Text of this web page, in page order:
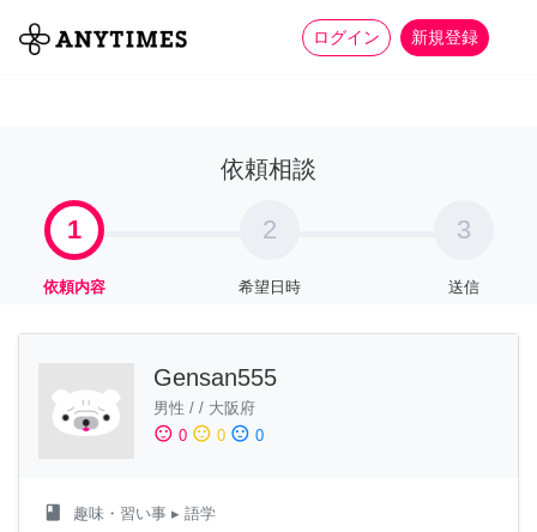
ログイン 新規登録
全て 家事 more_horiz
依頼相談
1
依頼内容
2
希望日時
3
送信
Gensan555
男性 / / 大阪府
sentiment_satisfied 0 sentiment_neutral 0 sentiment_dissatisfied 0
class 趣味・習い事 ▸ 語学